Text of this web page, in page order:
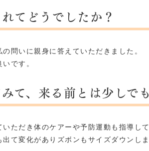
てどうでしたか？
問いに親身に答えていただきました。
です。
て、来る前とは少しで
いただき体のケアーや予防運動も指導し
出て変化がありズボンもサイズダウンし